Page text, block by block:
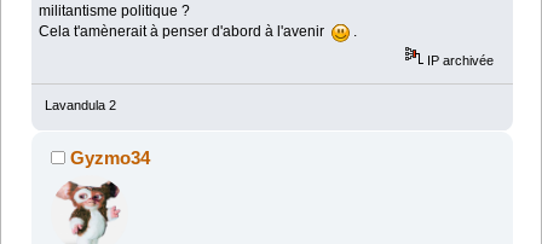
militantisme politique ?
Cela t'amènerait à penser d'abord à l'avenir
IP archivée
Lavandula 2
Gyzmo34